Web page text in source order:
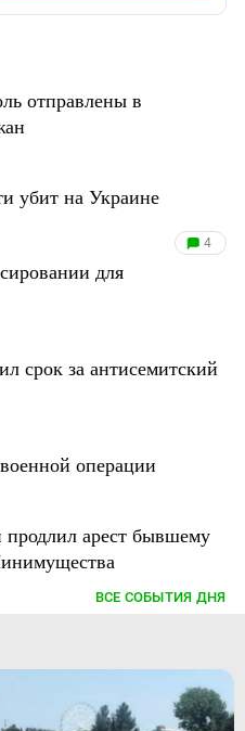
отправлены в
убит на Украине
4
для
срок за антисемитский
операции
продлил арест бывшему
ВСЕ СОБЫТИЯ ДНЯ